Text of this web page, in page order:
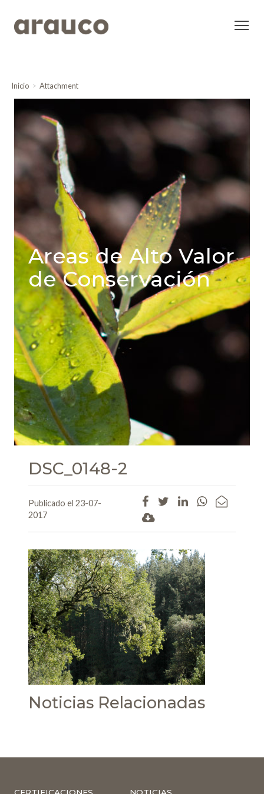
Inicio Attachment
Areas de Alto Valor
de Conservación
DSC_0148-2
Publicado el 23-07-
2017
Noticias Relacionadas
CERTIFICACIONES NOTICIAS